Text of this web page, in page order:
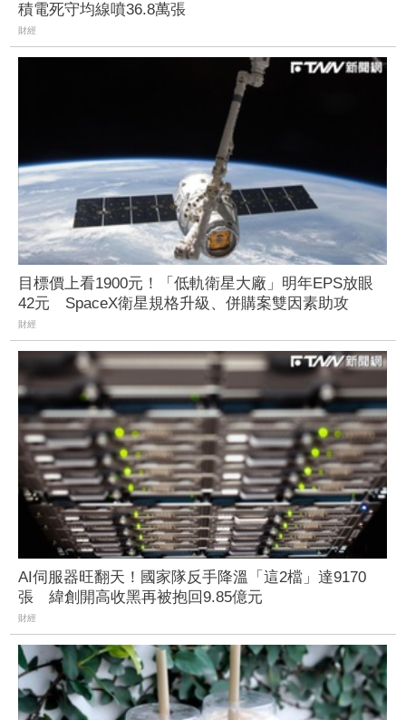
積電死守均線噴36.8萬張
財經
目標價上看1900元！「低軌衛星大廠」明年EPS放眼
42元 SpaceX衛星規格升級、併購案雙因素助攻
財經
AI伺服器旺翻天！國家隊反手降溫「這2檔」達9170
張 緯創開高收黑再被抱回9.85億元
財經